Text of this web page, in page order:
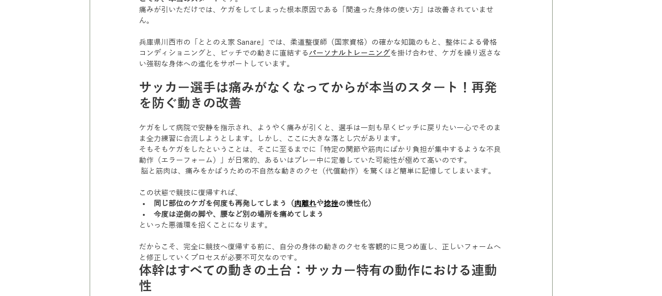
痛みが引いただけでは、ケガをしてしまった根本原因である「間違った身体の使い方」は改善されていませ
ん。
兵庫県川西市の「ととのえ家 Sanare」では、柔道整復師（国家資格）の確かな知識のもと、整体による骨格
コンディショニングと、ピッチでの動きに直結するパーソナルトレーニングを掛け合わせ、ケガを繰り返さな
い強靭な身体への進化をサポートしています。
サッカー選手は痛みがなくなってからが本当のスタート！再発
を防ぐ動きの改善
ケガをして病院で安静を指示され、ようやく痛みが引くと、選手は一刻も早くピッチに戻りたい一心でそのま
ま全力練習に合流しようとします。しかし、ここに大きな落とし穴があります。
そもそもケガをしたということは、そこに至るまでに「特定の関節や筋肉にばかり負担が集中するような不良
動作（エラーフォーム）」が日常的、あるいはプレー中に定着していた可能性が極めて高いのです。
脳と筋肉は、痛みをかばうための不自然な動きのクセ（代償動作）を驚くほど簡単に記憶してしまいます。
この状態で競技に復帰すれば、
同じ部位のケガを何度も再発してしまう（肉離れや捻挫の慢性化）
今度は逆側の脚や、腰など別の場所を痛めてしまう
といった悪循環を招くことになります。
だからこそ、完全に競技へ復帰する前に、自分の身体の動きのクセを客観的に見つめ直し、正しいフォームへ
と修正していくプロセスが必要不可欠なのです。
体幹はすべての動きの土台：サッカー特有の動作における連動
性